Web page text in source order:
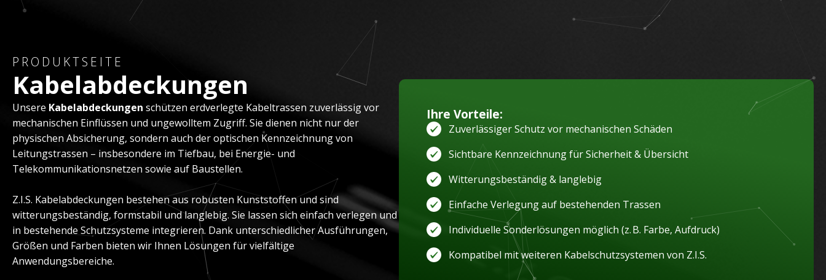
PRODUKTSEITE
Kabelabdeckungen
Unsere Kabelabdeckungen schützen erdverlegte Kabeltrassen zuverlässig vor
mechanischen Einflüssen und ungewolltem Zugriff. Sie dienen nicht nur der
physischen Absicherung, sondern auch der optischen Kennzeichnung von
Leitungstrassen – insbesondere im Tiefbau, bei Energie- und
Telekommunikationsnetzen sowie auf Baustellen.
Z.I.S. Kabelabdeckungen bestehen aus robusten Kunststoffen und sind
witterungsbeständig, formstabil und langlebig. Sie lassen sich einfach verlegen und
in bestehende Schutzsysteme integrieren. Dank unterschiedlicher Ausführungen,
Größen und Farben bieten wir Ihnen Lösungen für vielfältige
Anwendungsbereiche.
Ihre Vorteile:
Zuverlässiger Schutz vor mechanischen Schäden
Sichtbare Kennzeichnung für Sicherheit & Übersicht
Witterungsbeständig & langlebig
Einfache Verlegung auf bestehenden Trassen
Individuelle Sonderlösungen möglich (z. B. Farbe, Aufdruck)
Kompatibel mit weiteren Kabelschutzsystemen von Z.I.S.